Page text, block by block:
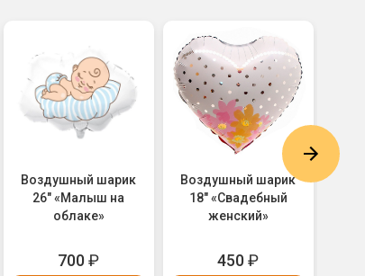
Воздушный шарик
26" «Малыш на
облаке»
700₽
Воздушный шарик
18" «Свадебный
женский»
450₽